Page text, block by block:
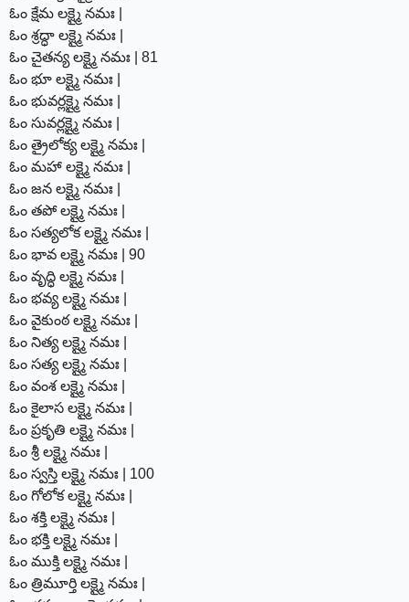
ఓం క్షేమ లక్ష్మై నమః |
ఓం శ్రద్ధా లక్ష్మై నమః |
ఓం చైతన్య లక్ష్మై నమః | 81
ఓం భూ లక్ష్మై నమః |
ఓం భువర్లక్ష్మై నమః |
ఓం సువర్లక్ష్మై నమః |
ఓం త్రైలోక్య లక్ష్మై నమః |
ఓం మహా లక్ష్మై నమః |
ఓం జన లక్ష్మై నమః |
ఓం తపో లక్ష్మై నమః |
ఓం సత్యలోక లక్ష్మై నమః |
ఓం భావ లక్ష్మై నమః | 90
ఓం వృద్ధి లక్ష్మై నమః |
ఓం భవ్య లక్ష్మై నమః |
ఓం వైకుంఠ లక్ష్మై నమః |
ఓం నిత్య లక్ష్మై నమః |
ఓం సత్య లక్ష్మై నమః |
ఓం వంశ లక్ష్మై నమః |
ఓం కైలాస లక్ష్మై నమః |
ఓం ప్రకృతి లక్ష్మై నమః |
ఓం శ్రీ లక్ష్మై నమః |
ఓం స్వస్తి లక్ష్మై నమః | 100
ఓం గోలోక లక్ష్మై నమః |
ఓం శక్తి లక్ష్మై నమః |
ఓం భక్తి లక్ష్మై నమః |
ఓం ముక్తి లక్ష్మై నమః |
ఓం త్రిమూర్తి లక్ష్మై నమః |